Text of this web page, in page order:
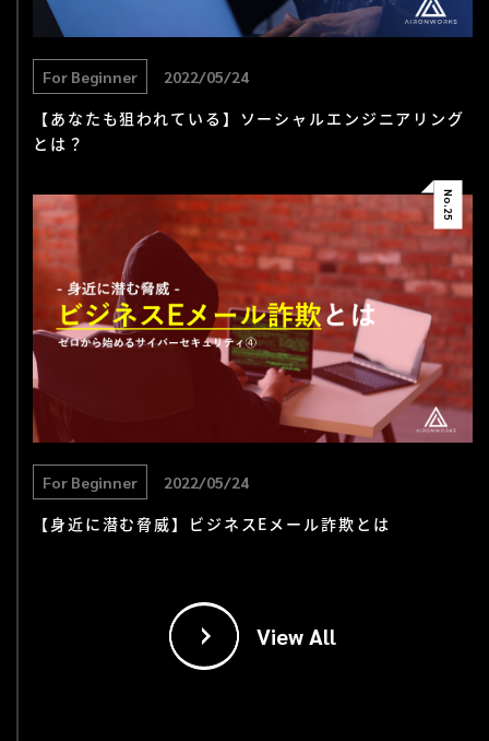
For Beginner 2022/05/24
【あなたも狙われている】ソーシャルエンジニアリング
とは？
No.
25
For Beginner 2022/05/24
【身近に潜む脅威】ビジネスEメール詐欺とは
View All